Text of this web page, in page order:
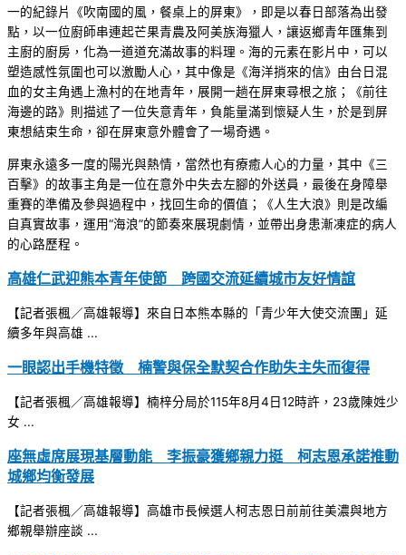
一的紀錄片《吹南國的風，餐桌上的屏東》，即是以春日部落為出發
點，以一位廚師串連起芒果青農及阿美族海獵人，讓返鄉青年匯集到
主廚的廚房，化為一道道充滿故事的料理。海的元素在影片中，可以
塑造感性氛圍也可以激勵人心，其中像是《海洋捎來的信》由台日混
血的女主角遇上漁村的在地青年，展開一趟在屏東尋根之旅；《前往
海邊的路》則描述了一位失意青年，負能量滿到懷疑人生，於是到屏
東想結束生命，卻在屏東意外體會了一場奇遇。
屏東永遠多一度的陽光與熱情，當然也有療癒人心的力量，其中《三
百擊》的故事主角是一位在意外中失去左腳的外送員，最後在身障舉
重賽的準備及參與過程中，找回生命的價值；《人生大浪》則是改編
自真實故事，運用“海浪”的節奏來展現劇情，並帶出身患漸凍症的病人
的心路歷程。
高雄仁武迎熊本青年使節 跨國交流延續城市友好情誼
【記者張楓／高雄報導】來自日本熊本縣的「青少年大使交流團」延
續多年與高雄 ...
一眼認出手機特徵 楠警與保全默契合作助失主失而復得
【記者張楓／高雄報導】楠梓分局於115年8月4日12時許，23歲陳姓少
女 ...
座無虛席展現基層動能 李振豪獲鄉親力挺 柯志恩承諾推動
城鄉均衡發展
【記者張楓／高雄報導】高雄市長候選人柯志恩日前前往美濃與地方
鄉親舉辦座談 ...